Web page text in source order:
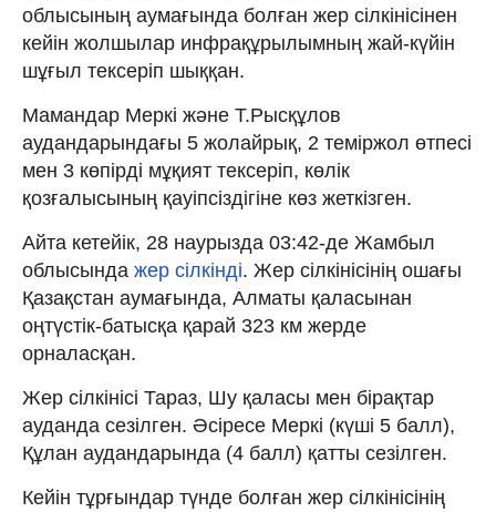
облысының аумағында болған жер сілкінісінен
кейін жолшылар инфрақұрылымның жай-күйін
шұғыл тексеріп шыққан.
Мамандар Меркі және Т.Рысқұлов
аудандарындағы 5 жолайрық, 2 теміржол өтпесі
мен 3 көпірді мұқият тексеріп, көлік
қозғалысының қауіпсіздігіне көз жеткізген.
Айта кетейік, 28 наурызда 03:42-де Жамбыл
облысында жер сілкінді. Жер сілкінісінің ошағы
Қазақстан аумағында, Алматы қаласынан
оңтүстік-батысқа қарай 323 км жерде
орналасқан.
Жер сілкінісі Тараз, Шу қаласы мен бірақтар
ауданда сезілген. Әсіресе Меркі (күші 5 балл),
Құлан аудандарында (4 балл) қатты сезілген.
Кейін тұрғындар түнде болған жер сілкінісінің